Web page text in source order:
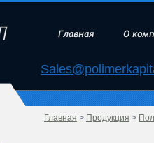
Главная О
Главная > Продукция >